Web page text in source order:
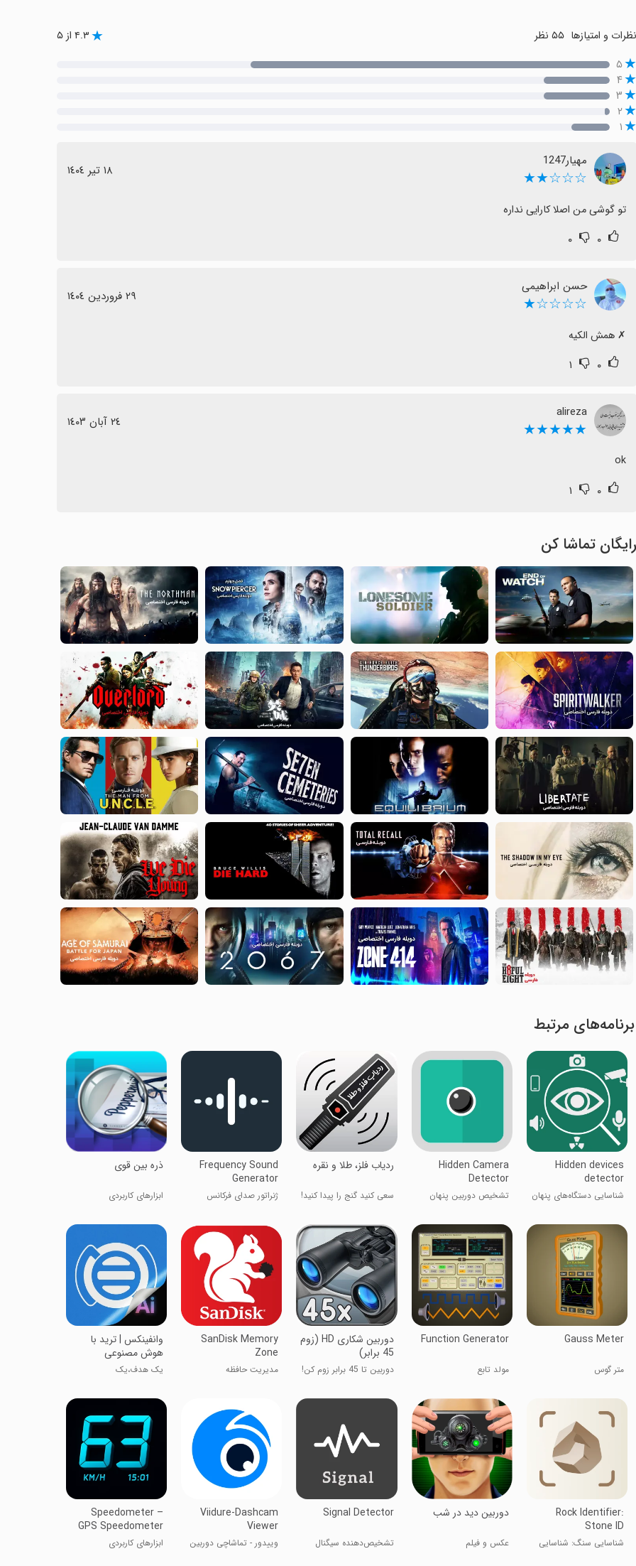
نظرات و امتیازها ۵۵ نظر ۴.۳ از ۵
۵
۴
۳
۲
۱
مهیار1247
☆☆☆★★ ١٨ تیر ١٤٠٤
تو گوشی من اصلا کارایی نداره
۰ ۰
حسن ابراهیمی
☆☆☆☆★ ٢٩ فروردین ١٤٠٤
‏✗ همش الکیه
۰ ۱
alireza
★★★★★ ٢٤ آبان ١٤٠٣
ok
۰ ۱
رایگان تماشا کن
برنامه‌های مرتبط
Hidden devices
detector
شناسایی دستگاه‌های پنهان
Hidden Camera
Detector
تشخیص دوربین پنهان
ردیاب فلز، طلا و نقره
سعی کنید گنج را پیدا کنید!
Frequency Sound
Generator
ژنراتور صدای فرکانس
ذره بین قوی
ابزارهای کاربردی
Gauss Meter
متر گوس
Function Generator
مولد تابع
دوربین شکاری HD (زوم
45 برابر)
دوربین تا 45 برابر زوم کن!
SanDisk Memory
Zone
مدیریت حافظه
‏‏‏‏‏‏‏‏‏‏‏وانفینکس | ترید با
هوش مصنوعی
یک هدف،یک
Rock Identifier:
Stone ID
شناسایی سنگ: شناسایی
دوربین دید در شب
عکس و فیلم
Signal Detector
تشخیص‌دهنده سیگنال
Viidure-Dashcam
Viewer
وییدور - تماشاچی دوربین
Speedometer –
GPS Speedometer
ابزارهای کاربردی